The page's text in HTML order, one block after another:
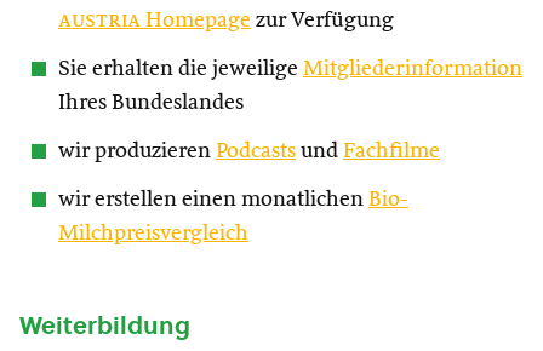
austria Homepage zur Verfügung
Sie erhalten die jeweilige Mitgliederinformation
Ihres Bundeslandes
wir produzieren Podcasts und Fachfilme
wir erstellen einen monatlichen Bio-
Milchpreisvergleich
Weiterbildung